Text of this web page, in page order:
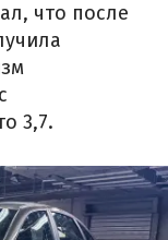
что после
3,7.